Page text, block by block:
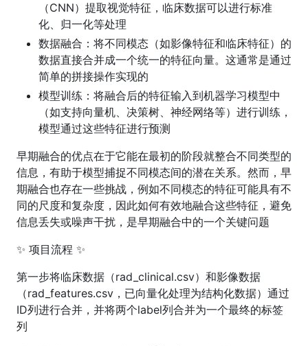
（CNN）提取视觉特征，临床数据可以进行标准
化、归一化等处理
数据融合：将不同模态（如影像特征和临床特征）的
数据直接合并成一个统一的特征向量。这通常是通过
简单的拼接操作实现的
模型训练：将融合后的特征输入到机器学习模型中
（如支持向量机、决策树、神经网络等）进行训练，
模型通过这些特征进行预测
早期融合的优点在于它能在最初的阶段就整合不同类型的
信息，有助于模型捕捉不同模态间的潜在关系。然而，早
期融合也存在一些挑战，例如不同模态的特征可能具有不
同的尺度和复杂度，因此如何有效地融合这些特征，避免
信息丢失或噪声干扰，是早期融合中的一个关键问题
✨ 项目流程 ✨
第一步将临床数据（rad_clinical.csv）和影像数据
（rad_features.csv，已向量化处理为结构化数据）通过
ID列进行合并，并将两个label列合并为一个最终的标签
列